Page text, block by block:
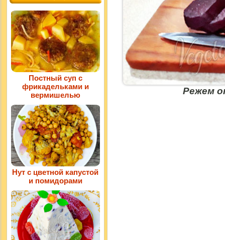
Режем
Постный суп с
фрикадельками и
вермишелью
Нут с цветной капустой
и помидорами